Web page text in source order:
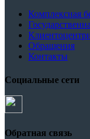
Комплексная
Обращения
Контакты
Социальные сети
Обратная связь